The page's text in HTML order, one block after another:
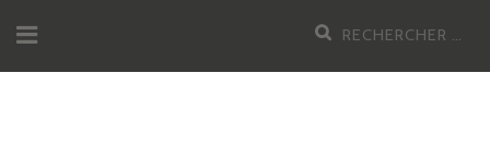
au
Recherche
pour